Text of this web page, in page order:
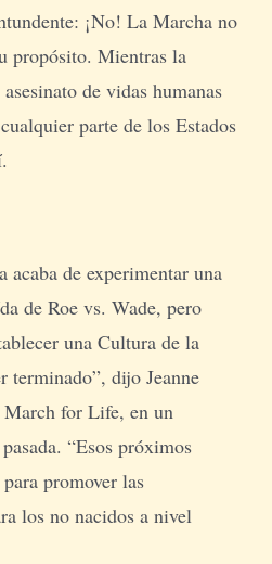
¡No! La Marcha no
propósito. Mientras la
de vidas humanas
parte de los Estados
de experimentar una
de Roe vs. Wade, pero
una Cultura de la
terminado”, dijo Jeanne
for Life, en un
“Esos próximos
promover las
los no nacidos a nivel